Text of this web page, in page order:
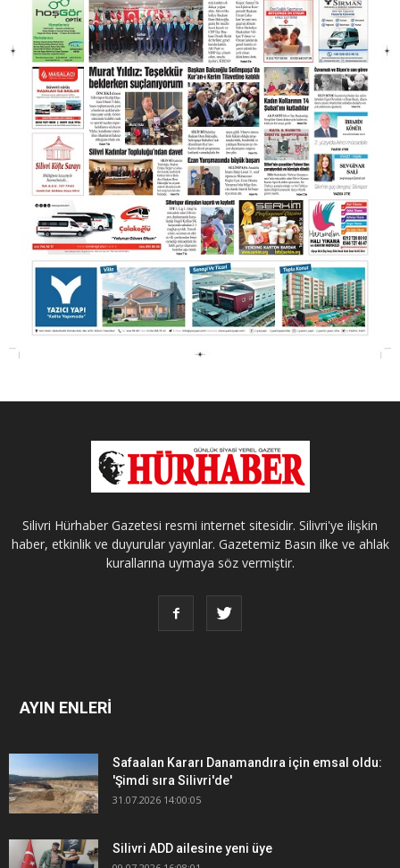
Silivri Hürhaber Gazetesi resmi internet sitesidir. Silivri'ye ilişkin
haber, etkinlik ve duyurular yayınlar. Gazetemiz Basın ilke ve ahlak
kurallarına uymaya söz vermiştir.
AYIN ENLERİ
Safaalan Kararı Danamandıra için emsal oldu:
'Şimdi sıra Silivri'de'
31.07.2026 14:00:05
Silivri ADD ailesine yeni üye